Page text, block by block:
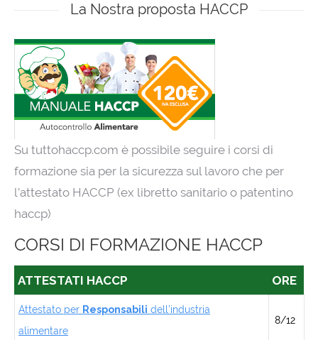
La Nostra proposta HACCP
Su tuttohaccp.com è possibile seguire i corsi di
formazione sia per la sicurezza sul lavoro che per
l’attestato HACCP (ex libretto sanitario o patentino
haccp)
CORSI DI FORMAZIONE HACCP
ATTESTATI HACCP ORE
Attestato per Responsabili dell’industria
alimentare
8/12